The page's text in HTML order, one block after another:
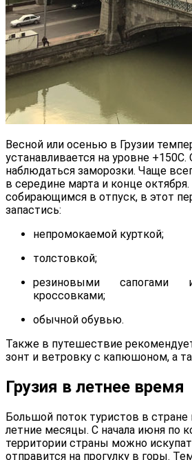
Весной или осенью в Грузии
устанавливается на уровне
наблюдаться заморозки. Чаще
в середине марта и конце
собирающимся в отпуск, в этот
запастись:
непромокаемой курткой;
толстовкой;
резиновыми сапогами
кроссовками;
обычной обувью.
Также в путешествие
зонт и ветровку с капюшоном, а
Грузия в летнее время
Большой поток туристов в стране
летние месяцы. С начала июня по
территории страны можно
отправится на прогулку в горы.